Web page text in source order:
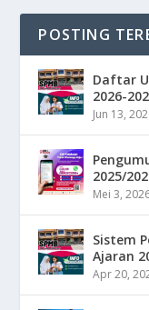
POSTING
Daftar
2026-
Jun 13,
2025/
Mei 3,
Sistem
Ajaran
Apr 20,